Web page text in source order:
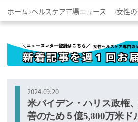
ホーム ヘルスケア市場ニュース 女性
2024.09.20
米バイデン・ハリス政権
善のため５億5,800万米ド